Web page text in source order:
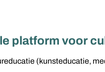
platform voor
(kunsteducatie,